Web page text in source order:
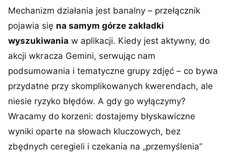
Mechanizm działania jest banalny – przełącznik
pojawia się na samym górze zakładki
wyszukiwania w aplikacji. Kiedy jest aktywny, do
akcji wkracza Gemini, serwując nam
podsumowania i tematyczne grupy zdjęć – co bywa
przydatne przy skomplikowanych kwerendach, ale
niesie ryzyko błędów. A gdy go wyłączymy?
Wracamy do korzeni: dostajemy błyskawiczne
wyniki oparte na słowach kluczowych, bez
zbędnych ceregieli i czekania na „przemyślenia”